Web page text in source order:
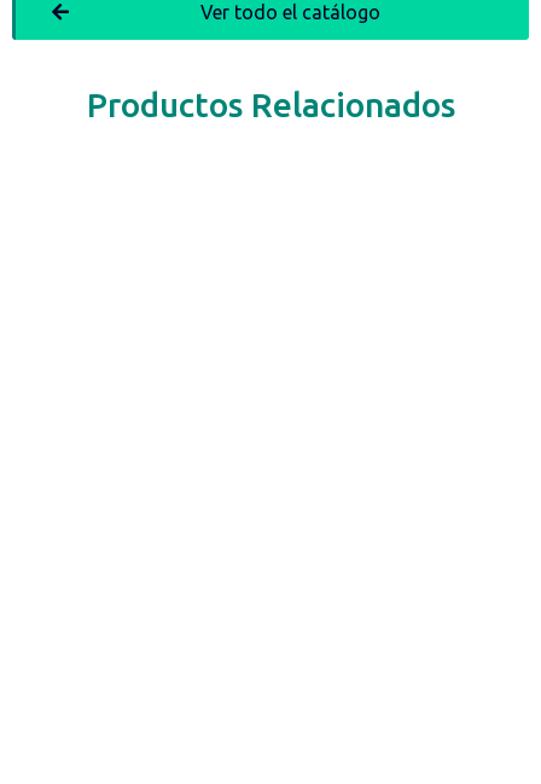
Productos Relacionados
Ver todo el catálogo